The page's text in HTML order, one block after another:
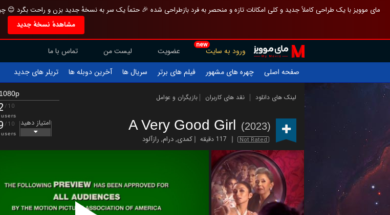
مای موویز با یک طراحی کاملاً جدید و کلی امکانات تازه و منحصر به فرد بازطراحی شده 🎉 حتماً یک سر به نسخهٔ جدید بزن و راحت بگرد
مشاهدهٔ نسخهٔ جدید
new
ورود به سایت عضویت لیست من
تماس با ما
صفحه اصلی
چهره های مشهور فیلم های برتر سریال ها آخرین دوبله ها تریلر های جدید
لینک های دانلود نقد های کاربران بازیگران و عوامل
A Very Good Girl (2023)
Not Rated 117 دقیقه کمدی,درام, رازآلود
/10
/10 امتیاز دهید